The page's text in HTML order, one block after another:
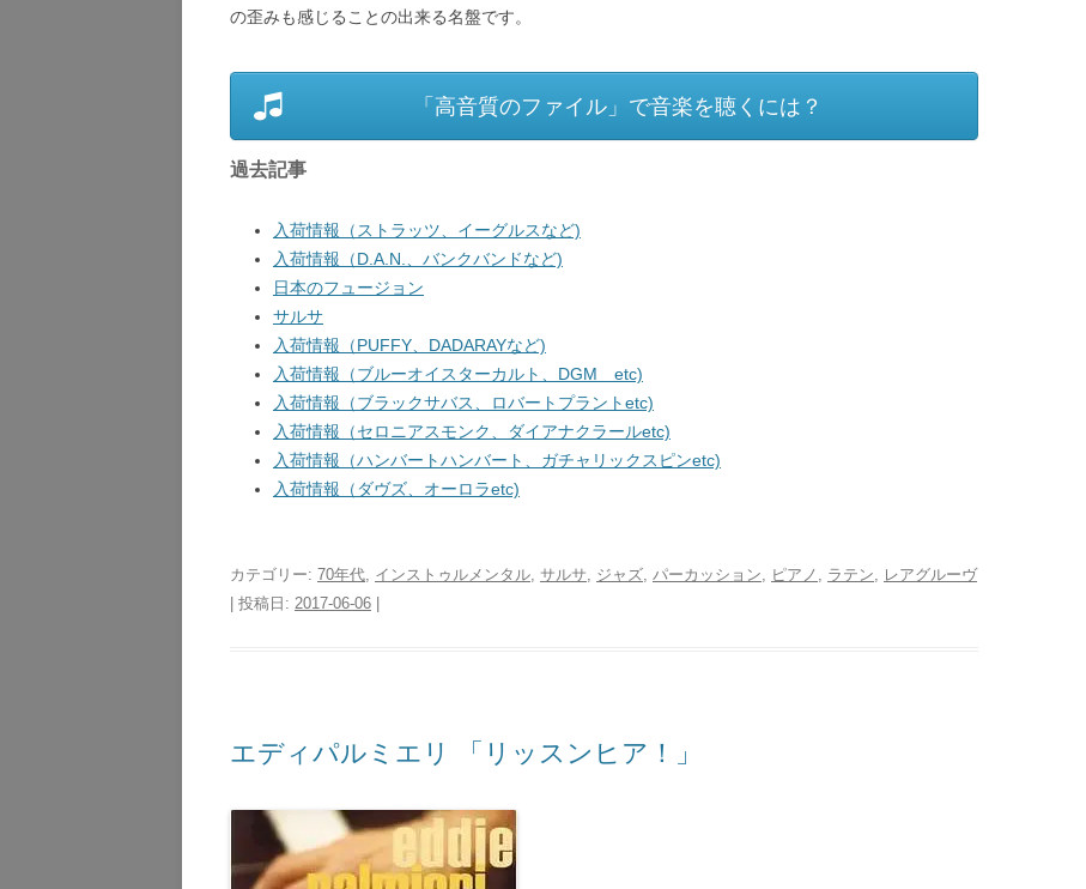
の歪みも感じることの出来る名盤です。
「高音質のファイル」で音楽を聴くには？
過去記事
入荷情報（ストラッツ、イーグルスなど)
入荷情報（D.A.N.、バンクバンドなど)
日本のフュージョン
サルサ
入荷情報（PUFFY、DADARAYなど)
入荷情報（ブルーオイスターカルト、DGM etc)
入荷情報（ブラックサバス、ロバートプラントetc)
入荷情報（セロニアスモンク、ダイアナクラールetc)
入荷情報（ハンバートハンバート、ガチャリックスピンetc)
入荷情報（ダヴズ、オーロラetc)
カテゴリー: 70年代 インストゥルメンタル サルサ ジャズ パーカッション ピアノ ラテン
レアグルーヴ
| 投稿日: 2017-06-06 |
エディパルミエリ 「リッスンヒア！」